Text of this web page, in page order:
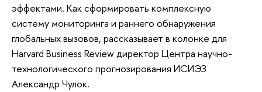
эффектами. Как сформировать комплексную
систему мониторинга и раннего обнаружения
глобальных вызовов, рассказывает в колонке для
Harvard Business Review директор Центра научно-
технологического прогнозирования ИСИЭЗ
Александр Чулок.